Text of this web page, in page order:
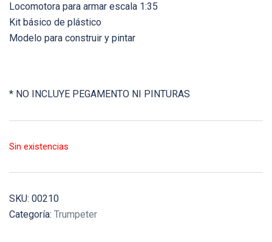
Locomotora para armar escala 1:35
Kit básico de plástico
Modelo para construir y pintar
* NO INCLUYE PEGAMENTO NI PINTURAS
Sin existencias
SKU: 00210
Categoría: Trumpeter